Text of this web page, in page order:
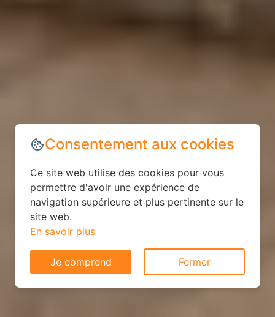
Consentement aux cookies
Ce site web utilise des cookies pour vous
permettre d'avoir une expérience de
navigation supérieure et plus pertinente sur le
site web.
En savoir plus
Je comprend Fermer